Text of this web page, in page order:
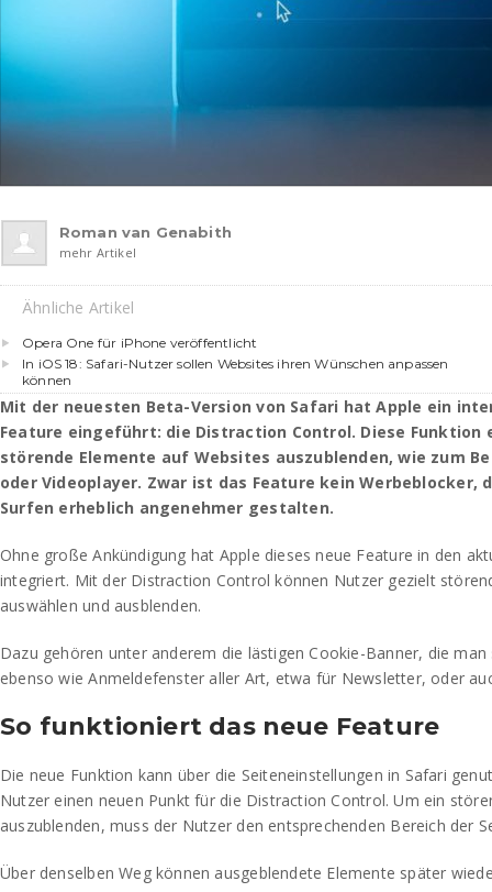
Roman van Genabith
mehr Artikel
Ähnliche Artikel
Opera One für iPhone veröffentlicht
In iOS 18: Safari-Nutzer sollen Websites ihren Wünschen anpassen
können
Mit der neuesten Beta-Version von Safari hat Apple ein
Feature eingeführt: die Distraction Control. Diese Funktion
störende Elemente auf Websites auszublenden, wie zum
oder Videoplayer. Zwar ist das Feature kein Werbeblocker,
Surfen erheblich angenehmer gestalten.
Ohne große Ankündigung hat Apple dieses neue Feature in den
integriert. Mit der Distraction Control können Nutzer gezielt
auswählen und ausblenden.
Dazu gehören unter anderem die lästigen Cookie-Banner, die
ebenso wie Anmeldefenster aller Art, etwa für Newsletter, oder
So funktioniert das neue Feature
Die neue Funktion kann über die Seiteneinstellungen in Safari
Nutzer einen neuen Punkt für die Distraction Control. Um ein
auszublenden, muss der Nutzer den entsprechenden Bereich der
Über denselben Weg können ausgeblendete Elemente später